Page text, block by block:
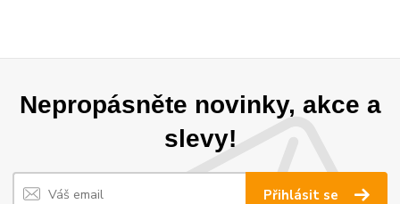
Nepropásněte novinky, akce a
slevy!
Přihlásit se